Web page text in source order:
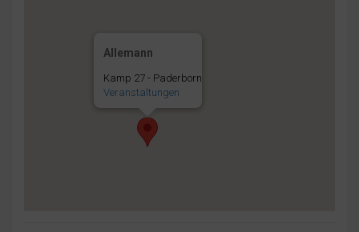
Allemann
Kamp 27 - Paderborn
Veranstaltungen